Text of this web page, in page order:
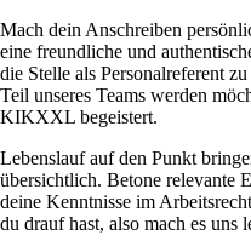
Mach dein Anschreiben
eine freundliche und
die Stelle als Personalreferent
Teil unseres Teams werden
KIKXXL begeistert.
Lebenslauf auf den Punkt
übersichtlich. Betone relevante
deine Kenntnisse im
du drauf hast, also mach es uns